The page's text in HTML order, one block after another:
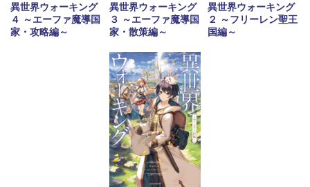
異世界ウォーキング
４ ～エーファ魔導国
家・攻略編～
異世界ウォーキング
３ ～エーファ魔導国
家・散策編～
異世界ウォーキング
２ ～フリーレン聖王
国編～